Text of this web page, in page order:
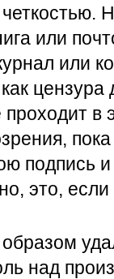
или
или
в
подпись
это,
над